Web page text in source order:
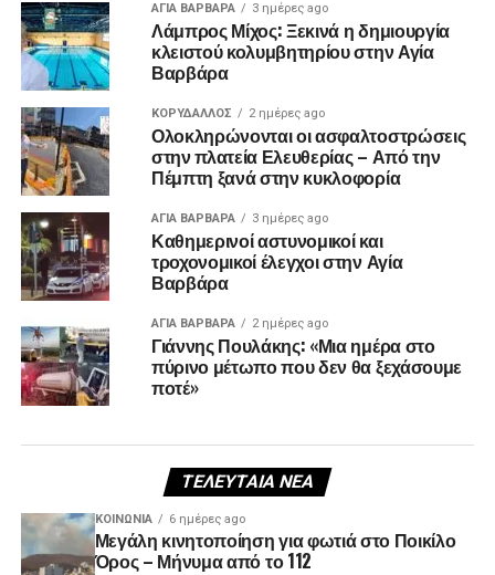
ΑΓΙΑ ΒΑΡΒΑΡΑ 3 ημέρες ago
Λάμπρος Μίχος: Ξεκινά η δημιουργία
κλειστού κολυμβητηρίου στην Αγία
Βαρβάρα
ΚΟΡΥΔΑΛΛΟΣ 2 ημέρες ago
Ολοκληρώνονται οι ασφαλτοστρώσεις
στην πλατεία Ελευθερίας – Από την
Πέμπτη ξανά στην κυκλοφορία
ΑΓΙΑ ΒΑΡΒΑΡΑ 3 ημέρες ago
Καθημερινοί αστυνομικοί και
τροχονομικοί έλεγχοι στην Αγία
Βαρβάρα
ΑΓΙΑ ΒΑΡΒΑΡΑ 2 ημέρες ago
Γιάννης Πουλάκης: «Μια ημέρα στο
πύρινο μέτωπο που δεν θα ξεχάσουμε
ποτέ»
ΤΕΛΕΥΤΑΊΑ ΝΈΑ
ΚΟΙΝΩΝΊΑ 6 ημέρες ago
Μεγάλη κινητοποίηση για φωτιά στο Ποικίλο
Όρος – Μήνυμα από το 112